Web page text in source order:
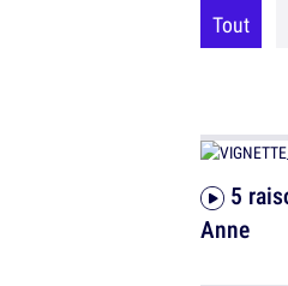
Tout
Anne